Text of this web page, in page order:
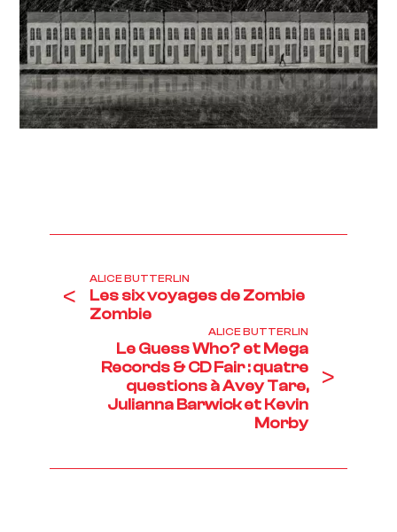
<
ALICE BUTTERLIN
Les six voyages de Zombie
Zombie
ALICE BUTTERLIN
Le Guess Who? et Mega
Records & CD Fair : quatre
questions à Avey Tare,
Julianna Barwick et Kevin
Morby
>